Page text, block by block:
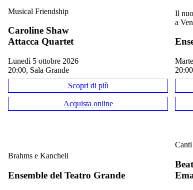
Musical Friendship
Caroline Shaw
Attacca Quartet
lunedì 5 ottobre 2026
20:00, Sala Grande
Scopri di più
Acquista online
Il
a
Brahms e Kancheli
Ensemble del Teatro Grande
QUESTO EVENTO È